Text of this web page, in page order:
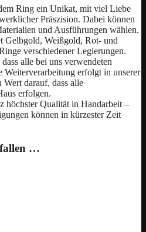
Ring ein Unikat, mit viel Liebe
Präszision. Dabei können
und Ausführungen wählen.
Gelbgold, Weißgold, Rot- und
verschiedener Legierungen.
alle bei uns verwendeten
erfolgt in unserer
darauf, dass alle
erfolgen.
höchster Qualität in Handarbeit –
können in kürzester Zeit
…